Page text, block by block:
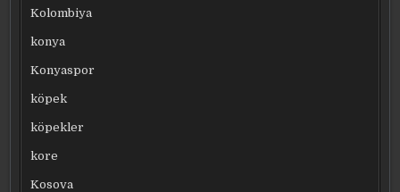
Kolombiya
konya
Konyaspor
köpek
köpekler
kore
Kosova